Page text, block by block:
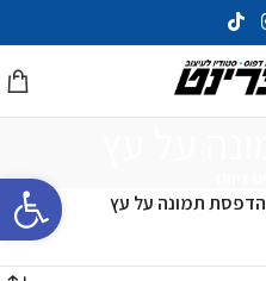
פתח
הדפסת תמונה על עץ